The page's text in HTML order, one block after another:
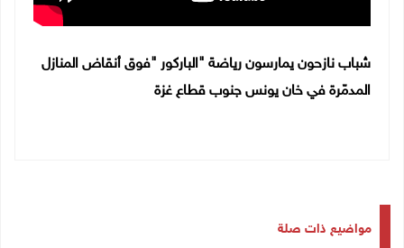
شباب نازحون يمارسون رياضة "الباركور "فوق أنقاض المنازل
المدمّرة في خان يونس جنوب قطاع غزة
مواضيع ذات صلة